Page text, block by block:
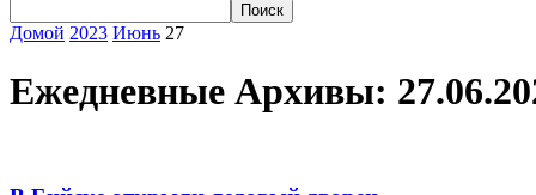
Домой 2023 Июнь 27
Ежедневные Архивы: